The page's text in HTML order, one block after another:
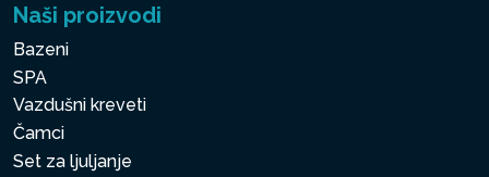
Naši proizvodi
Bazeni
SPA
Vazdušni kreveti
Čamci
Set za ljuljanje